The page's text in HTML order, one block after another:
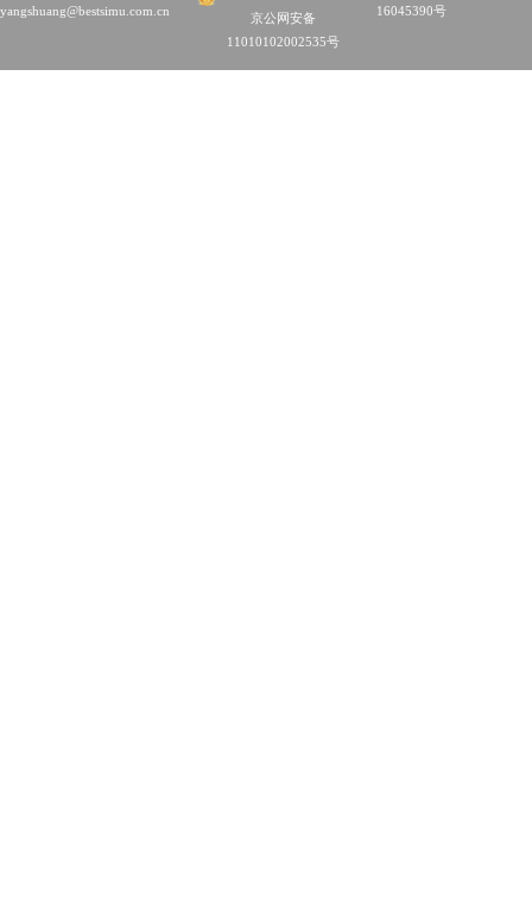
yangshuang@bestsimu.com.cn
京公网安备
11010102002535号
16045390号